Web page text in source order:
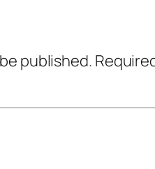
published.